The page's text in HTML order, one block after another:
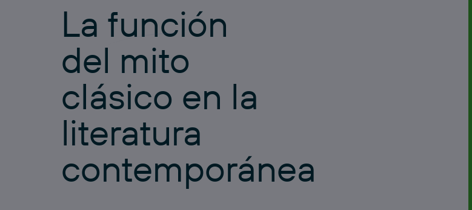
La función
del mito
clásico en la
literatura
contemporánea